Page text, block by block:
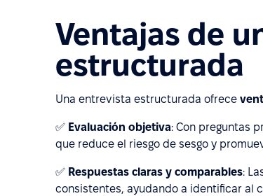
Ventajas de
estructurada
Una entrevista estructurada ofrece
✅ Evaluación objetiva: Con preguntas
que reduce el riesgo de sesgo y
✅ Respuestas claras y comparables:
consistentes, ayudando a identificar al